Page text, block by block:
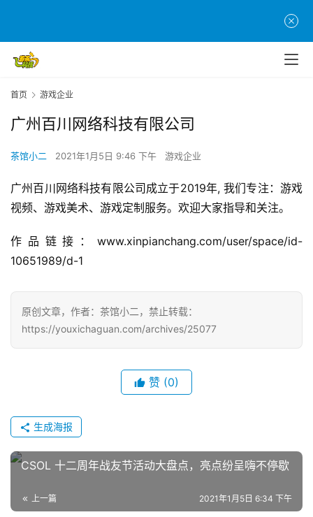
页
茶
戏
业
界
手
游
戏
休
闲
游
首页 游戏企业
广州百川网络科技有限公司
茶馆小二 2021年1月5日 9:46 下午 游戏企业
广州百川网络科技有限公司成立于2019年, 我们专注：游戏
视频、游戏美术、游戏定制服务。欢迎大家指导和关注。
作品链接：www.xinpianchang.com/user/space/id-
10651989/d-1
原创文章，作者：茶馆小二，禁止转载：
https://youxichaguan.com/archives/25077
赞 (0)
生成海报
CSOL 十二周年战友节活动大盘点，亮点纷呈嗨不停歇
上一篇 2021年1月5日 6:34 下午